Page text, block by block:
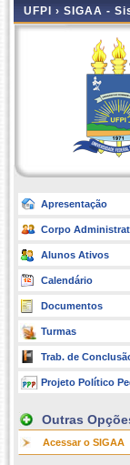
UFPI › SIGAA -
Apresentação
Corpo
Alunos Ativos
Calendário
Documentos
Turmas
Trab. de
Projeto Político
Outras
Acessar o SIGAA